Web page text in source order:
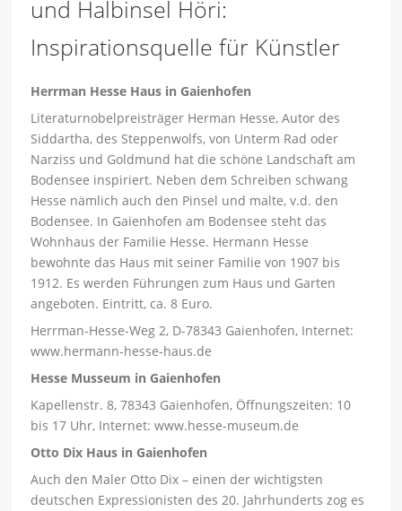
und Halbinsel Höri:
Inspirationsquelle für Künstler
Herrman Hesse Haus in Gaienhofen
Literaturnobelpreisträger Herman Hesse, Autor des
Siddartha, des Steppenwolfs, von Unterm Rad oder
Narziss und Goldmund hat die schöne Landschaft am
Bodensee inspiriert. Neben dem Schreiben schwang
Hesse nämlich auch den Pinsel und malte, v.d. den
Bodensee. In Gaienhofen am Bodensee steht das
Wohnhaus der Familie Hesse. Hermann Hesse
bewohnte das Haus mit seiner Familie von 1907 bis
1912. Es werden Führungen zum Haus und Garten
angeboten. Eintritt, ca. 8 Euro.
Herrman-Hesse-Weg 2, D-78343 Gaienhofen, Internet:
www.hermann-hesse-haus.de
Hesse Musseum in Gaienhofen
Kapellenstr. 8, 78343 Gaienhofen, Öffnungszeiten: 10
bis 17 Uhr, Internet: www.hesse-museum.de
Otto Dix Haus in Gaienhofen
Auch den Maler Otto Dix – einen der wichtigsten
deutschen Expressionisten des 20. Jahrhunderts zog es